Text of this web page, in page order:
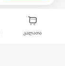
კალათა